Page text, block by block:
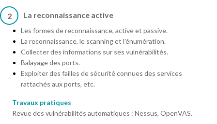
2 La reconnaissance active
Les formes de reconnaissance, active et passive.
La reconnaissance, le scanning et l'énumération.
Collecter des informations sur ses vulnérabilités.
Balayage des ports.
Exploiter des failles de sécurité connues des services
rattachés aux ports, etc.
Travaux pratiques
Revue des vulnérabilités automatiques : Nessus, OpenVAS.